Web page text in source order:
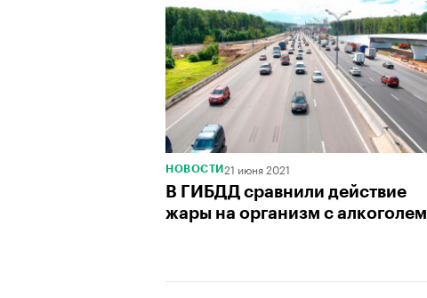
00:00 / 00:00
НОВОСТИ 21 июня 2021
В ГИБДД сравнили действие
жары на организм с алкоголем